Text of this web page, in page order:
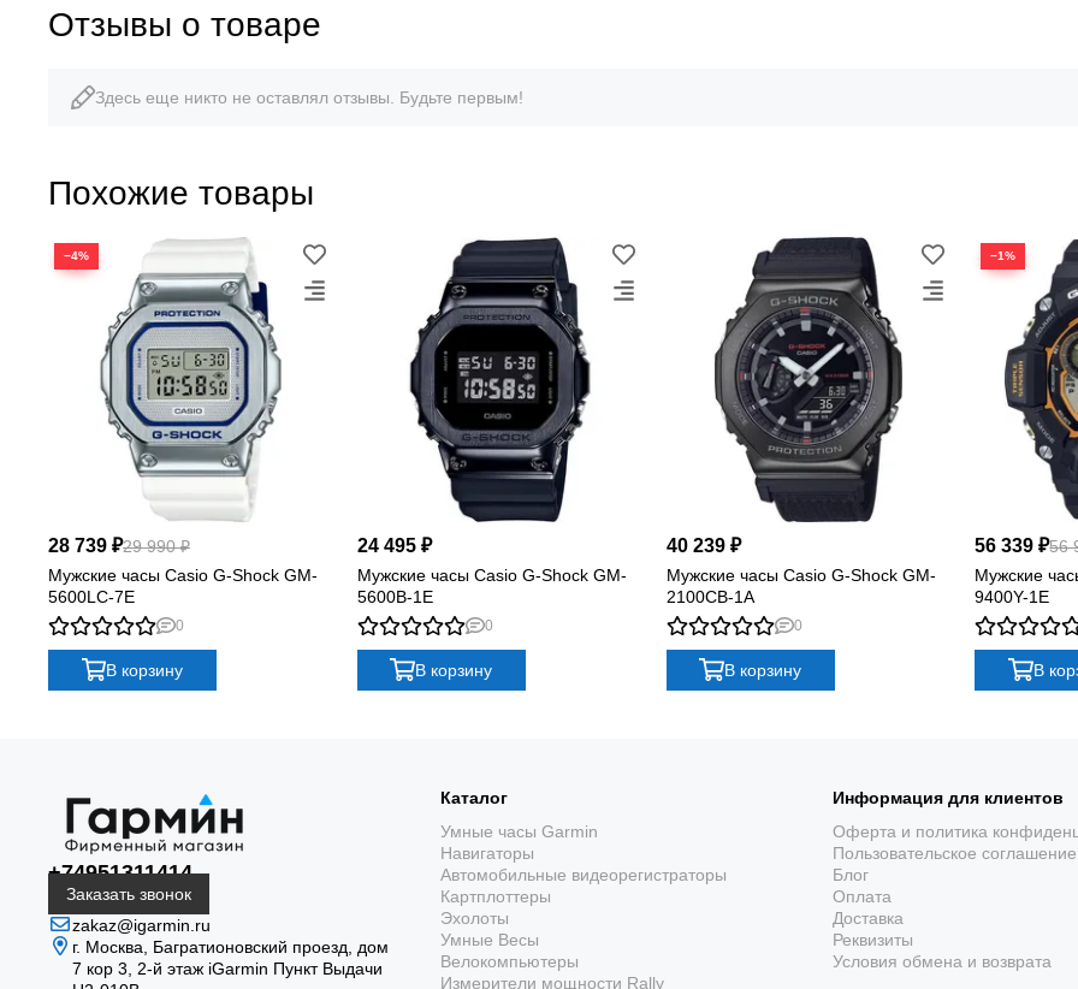
Отзывы о товаре
Здесь еще никто не оставлял отзывы. Будьте первым!
Похожие товары
−4%
28 739 ₽29 990 ₽
Мужские часы Casio G-Shock GM-
5600LC-7E
0
В корзину
24 495 ₽
Мужские часы Casio G-Shock GM-
5600B-1E
0
В корзину
40 239 ₽
Мужские часы Casio G-Shock GM-
2100CB-1A
0
В корзину
−1%
56 339 ₽56
Мужские
9400Y-1E
В
+74951311414
Заказать звонок
zakaz@igarmin.ru
г. Москва, Багратионовский проезд, дом
7 кор 3, 2-й этаж iGarmin Пункт Выдачи
Каталог
Умные часы Garmin
Навигаторы
Автомобильные видеорегистраторы
Картплоттеры
Эхолоты
Умные Весы
Велокомпьютеры
Измерители мощности Rally
Информация для клиентов
Оферта и политика
Пользовательское соглашение
Блог
Оплата
Доставка
Реквизиты
Условия обмена и возврата